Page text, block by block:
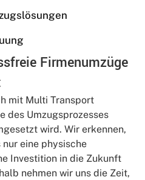
Firmenumzüge
mit Multi Transport
des Umzugsprozesses
wird. Wir erkennen,
eine physische
Investition in die Zukunft
nehmen wir uns die Zeit,